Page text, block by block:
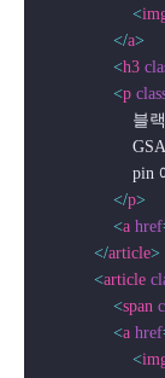
<
</a>
<h3
<p
</p>
<a href
</article>
<article
<span
<a href
<